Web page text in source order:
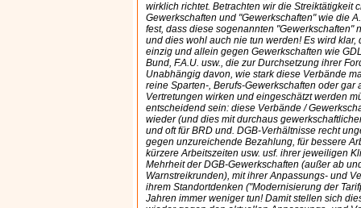
wirklich richtet. Betrachten wir die Streiktätigkeit
Gewerkschaften und "Gewerkschaften" wie die
fest, dass diese sogenannten "Gewerkschaften"
und dies wohl auch nie tun werden! Es wird klar,
einzig und allein gegen Gewerkschaften wie
Bund, F.A.U. usw., die zur Durchsetzung ihrer
Unabhängig davon, wie stark diese Verbände
reine Sparten-, Berufs-Gewerkschaften oder gar
Vertretungen wirken und eingeschätzt werden
entscheidend sein: diese Verbände /
wieder (und dies mit durchaus
und oft für BRD und. DGB-Verhältnisse recht
gegen unzureichende Bezahlung, für bessere
kürzere Arbeitszeiten usw. usf. ihrer jeweiligen
Mehrheit der DGB-Gewerkschaften (außer ab
Warnstreikrunden), mit ihrer Anpassungs- und
ihrem Standortdenken ("Modernisierung der
Jahren immer weniger tun! Damit stellen sich